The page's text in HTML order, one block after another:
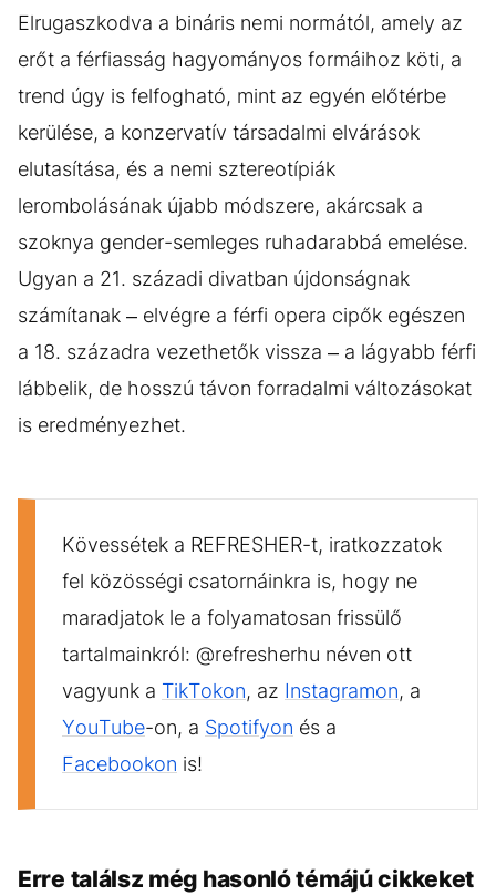
Elrugaszkodva a bináris nemi normától, amely az
erőt a férfiasság hagyományos formáihoz köti, a
trend úgy is felfogható, mint az egyén előtérbe
kerülése, a konzervatív társadalmi elvárások
elutasítása, és a nemi sztereotípiák
lerombolásának újabb módszere, akárcsak a
szoknya gender-semleges ruhadarabbá emelése.
Ugyan a 21. századi divatban újdonságnak
számítanak – elvégre a férfi opera cipők egészen
a 18. századra vezethetők vissza – a lágyabb férfi
lábbelik, de hosszú távon forradalmi változásokat
is eredményezhet.
Kövessétek a REFRESHER-t, iratkozzatok
fel közösségi csatornáinkra is, hogy ne
maradjatok le a folyamatosan frissülő
tartalmainkról: @refresherhu néven ott
vagyunk a TikTokon, az Instagramon, a
YouTube-on, a Spotifyon és a
Facebookon is!
Erre találsz még hasonló témájú cikkeket